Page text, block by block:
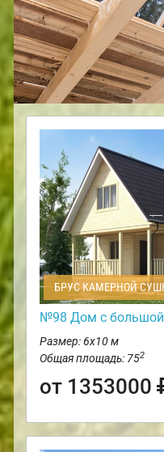
БРУС КАМЕРНОЙ
№98 Дом с большой
Размер: 6х10 м
Общая площадь: 752
от 1353000